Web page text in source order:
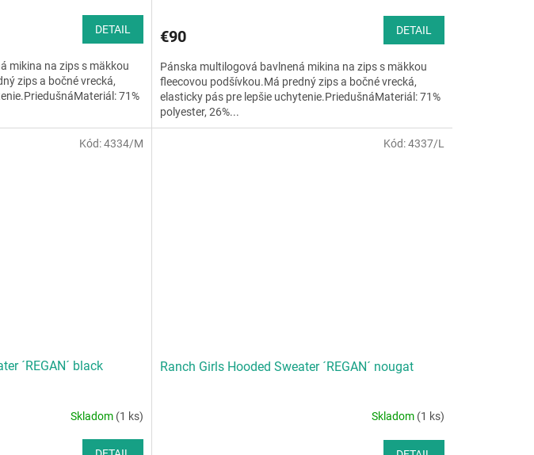
DETAIL
mikina na zips s mäkkou
zips a bočné vrecká,
71%
€90 DETAIL
Pánska multilogová bavlnená mikina na zips s mäkkou
fleecovou podšívkou.Má predný zips a bočné vrecká,
elasticky pás pre lepšie uchytenie.PriedušnáMateriál: 71%
polyester, 26%...
´REGAN´ black
Skladom (1 ks)
Kód:4334/M
Ranch Girls Hooded Sweater ´REGAN´ nougat
Skladom (1 ks)
Kód:4337/L